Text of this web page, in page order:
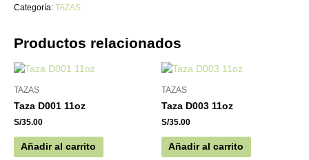
Categoría: TAZAS
Productos relacionados
TAZAS
Taza D001 11oz
S/35.00
Añadir al carrito
TAZAS
Taza D003 11oz
S/35.00
Añadir al carrito